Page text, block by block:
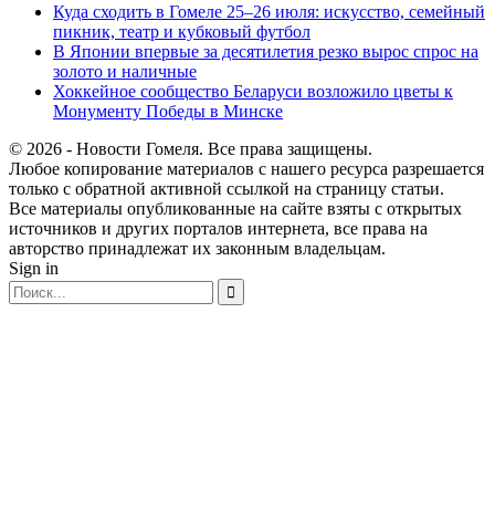
Куда сходить в Гомеле 25–26 июля: искусство, семейный
пикник, театр и кубковый футбол
В Японии впервые за десятилетия резко вырос спрос на
золото и наличные
Хоккейное сообщество Беларуси возложило цветы к
Монументу Победы в Минске
© 2026 - Новости Гомеля. Все права защищены.
Любое копирование материалов с нашего ресурса разрешается
только с обратной активной ссылкой на страницу статьи.
Все материалы опубликованные на сайте взяты с открытых
источников и других порталов интернета, все права на
авторство принадлежат их законным владельцам.
Sign in